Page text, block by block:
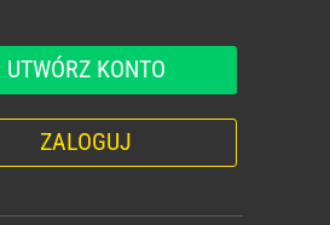
UTWÓRZ KONTO
ZALOGUJ